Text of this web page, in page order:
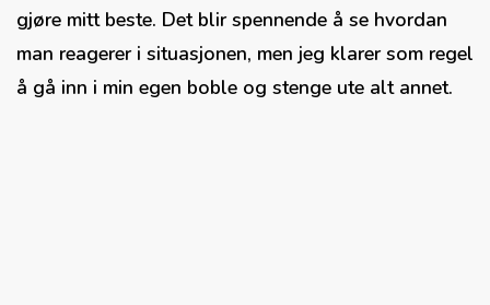
gjøre mitt beste. Det blir spennende å se hvordan
man reagerer i situasjonen, men jeg klarer som regel
å gå inn i min egen boble og stenge ute alt annet.